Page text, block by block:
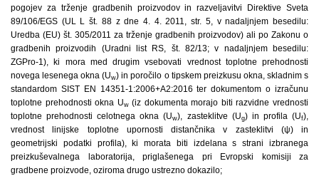
pogojev za trženje gradbenih proizvodov in razveljavitvi Direktive Sveta
89/106/EGS (UL L št. 88 z dne 4. 4. 2011, str. 5, v nadaljnjem besedilu:
Uredba (EU) št. 305/2011 za trženje gradbenih proizvodov) ali po Zakonu o
gradbenih proizvodih (Uradni list RS, št. 82/13; v nadaljnjem besedilu:
ZGPro-1), ki mora med drugim vsebovati vrednost toplotne prehodnosti
novega lesenega okna (Uw) in poročilo o tipskem preizkusu okna, skladnim s
standardom SIST EN 14351-1:2006+A2:2016 ter dokumentom o izračunu
toplotne prehodnosti okna Uw(iz dokumenta morajo biti razvidne vrednosti
toplotne prehodnosti celotnega okna (Uw), zasteklitve (Ug) in profila (Uf),
vrednost linijske toplotne upornosti distančnika v zasteklitvi (ψ) in
geometrijski podatki profila), ki morata biti izdelana s strani izbranega
preizkuševalnega laboratorija, priglašenega pri Evropski komisiji za
gradbene proizvode, oziroma drugo ustrezno dokazilo;